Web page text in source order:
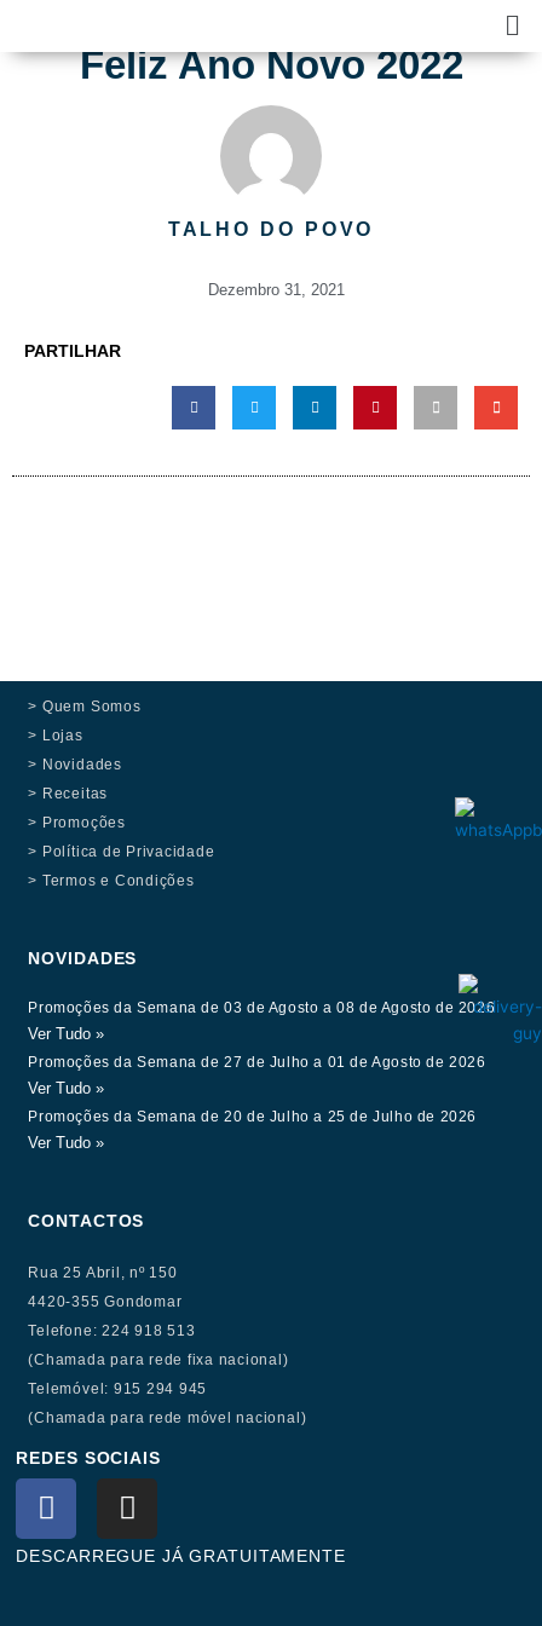
content
Feliz Ano Novo 2022
TALHO DO POVO
Dezembro 31, 2021
PARTILHAR
> Quem Somos
> Lojas
> Novidades
> Receitas
> Promoções
> Política de Privacidade
> Termos e Condições
NOVIDADES
Promoções da Semana de 03 de Agosto a 08 de Agosto de 2026
Ver Tudo »
Promoções da Semana de 27 de Julho a 01 de Agosto de 2026
Ver Tudo »
Promoções da Semana de 20 de Julho a 25 de Julho de 2026
Ver Tudo »
CONTACTOS
Rua 25 Abril, nº 150
4420-355 Gondomar
Telefone: 224 918 513
(Chamada para rede fixa nacional)
Telemóvel: 915 294 945
(Chamada para rede móvel nacional)
REDES SOCIAIS
F
a
c
I
n
s
DESCARREGUE JÁ GRATUITAMENTE